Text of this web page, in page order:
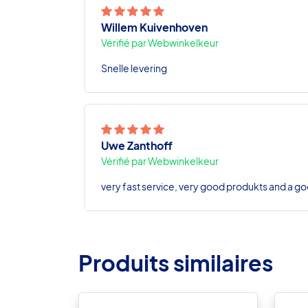
Willem Kuivenhoven
Vérifié par Webwinkelkeur
Snelle levering
Uwe Zanthoff
Vérifié par Webwinkelkeur
very fast service, very good produkts and a
Produits similaires